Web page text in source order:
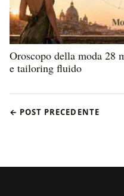
Oroscopo della moda 28
e tailoring fluido
← POST PRECEDENTE